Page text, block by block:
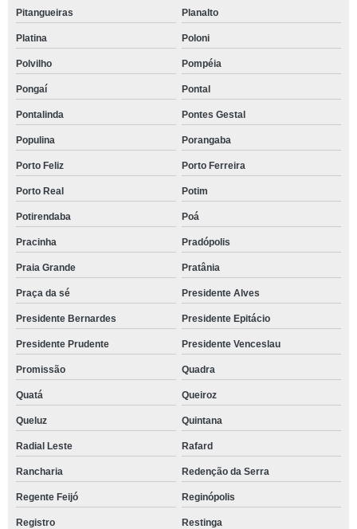
Pitangueiras Planalto
Platina Poloni
Polvilho Pompéia
Pongaí Pontal
Pontalinda Pontes Gestal
Populina Porangaba
Porto Feliz Porto Ferreira
Porto Real Potim
Potirendaba Poá
Pracinha Pradópolis
Praia Grande Pratânia
Praça da sé Presidente Alves
Presidente Bernardes Presidente Epitácio
Presidente Prudente Presidente Venceslau
Promissão Quadra
Quatá Queiroz
Queluz Quintana
Radial Leste Rafard
Rancharia Redenção da Serra
Regente Feijó Reginópolis
Registro Restinga